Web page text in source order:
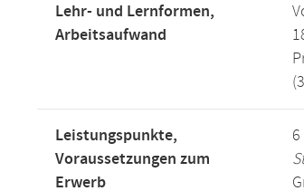
Lehr- und Lernformen,
Arbeitsaufwand
Leistungspunkte,
Voraussetzungen zum
Erwerb